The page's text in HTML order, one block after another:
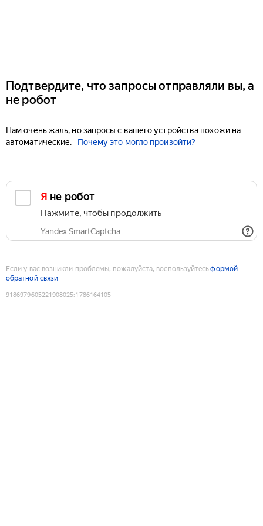
Подтвердите, что запросы отправляли вы, а
не робот
Нам очень жаль, но запросы с вашего устройства похожи на
автоматические.
Почему это могло произойти?
Я не робот
Нажмите, чтобы продолжить
Yandex SmartCaptcha
Если у вас возникли проблемы, пожалуйста, воспользуйтесьформой
обратной связи
9186979605221908025:1786164105